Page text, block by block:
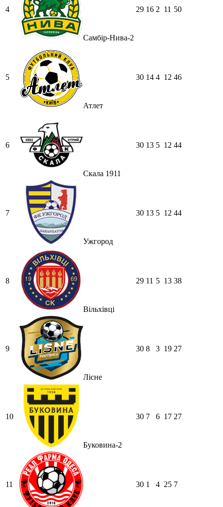
4
Самбір-Нива-2
29 16 2 11 50
5
Атлет
30 14 4 12 46
6
Скала 1911
30 13 5 12 44
7
Ужгород
30 13 5 12 44
8
Вільхівці
29 11 5 13 38
9
Лісне
30 8 3 19 27
10
Буковина-2
30 7 6 17 27
11 30 1 4 25 7